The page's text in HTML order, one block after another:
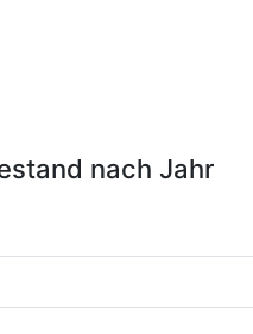
nach Jahr